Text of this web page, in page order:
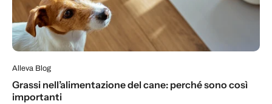
Alleva Blog
Grassi nell’alimentazione del cane: perché sono così
importanti